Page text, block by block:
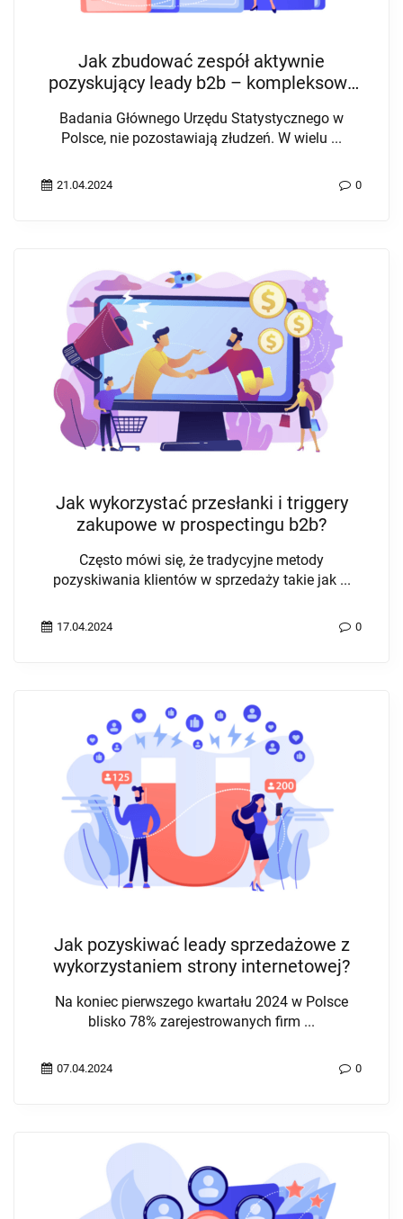
Jak zbudować zespół aktywnie
pozyskujący leady b2b – kompleksowy
Badania Głównego Urzędu Statystycznego w
Polsce, nie pozostawiają złudzeń. W wielu ...
21.04.2024 0
Jak wykorzystać przesłanki i triggery
zakupowe w prospectingu b2b?
Często mówi się, że tradycyjne metody
pozyskiwania klientów w sprzedaży takie jak ...
17.04.2024 0
Jak pozyskiwać leady sprzedażowe z
wykorzystaniem strony internetowej?
Na koniec pierwszego kwartału 2024 w Polsce
blisko 78% zarejestrowanych firm ...
07.04.2024 0